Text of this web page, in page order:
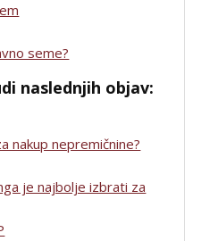
seme?
naslednjih objav:
nakup nepremičnine?
je najbolje izbrati za